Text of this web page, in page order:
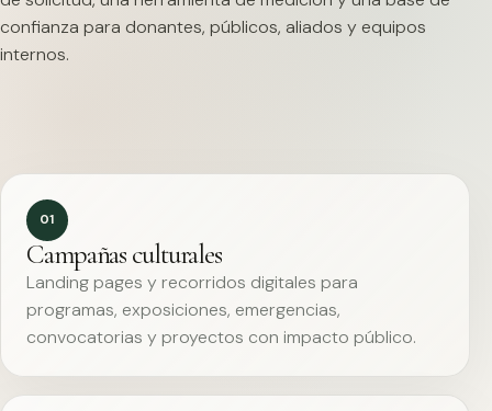
confianza para donantes, públicos, aliados y equipos
internos.
01
Campañas culturales
Landing pages y recorridos digitales para
programas, exposiciones, emergencias,
convocatorias y proyectos con impacto público.